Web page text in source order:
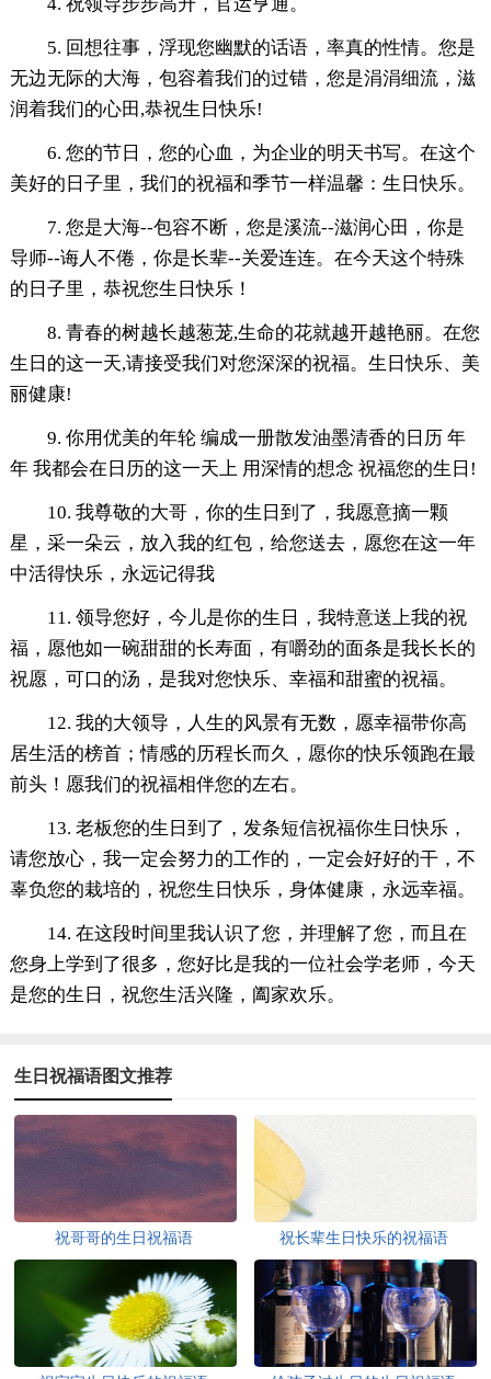
4. 祝领导步步高升，官运亨通。
5. 回想往事，浮现您幽默的话语，率真的性情。您是
无边无际的大海，包容着我们的过错，您是涓涓细流，滋
润着我们的心田,恭祝生日快乐!
6. 您的节日，您的心血，为企业的明天书写。在这个
美好的日子里，我们的祝福和季节一样温馨：生日快乐。
7. 您是大海--包容不断，您是溪流--滋润心田，你是
导师--诲人不倦，你是长辈--关爱连连。在今天这个特殊
的日子里，恭祝您生日快乐！
8. 青春的树越长越葱茏,生命的花就越开越艳丽。在您
生日的这一天,请接受我们对您深深的祝福。生日快乐、美
丽健康!
9. 你用优美的年轮 编成一册散发油墨清香的日历 年
年 我都会在日历的这一天上 用深情的想念 祝福您的生日!
10. 我尊敬的大哥，你的生日到了，我愿意摘一颗
星，采一朵云，放入我的红包，给您送去，愿您在这一年
中活得快乐，永远记得我
11. 领导您好，今儿是你的生日，我特意送上我的祝
福，愿他如一碗甜甜的长寿面，有嚼劲的面条是我长长的
祝愿，可口的汤，是我对您快乐、幸福和甜蜜的祝福。
12. 我的大领导，人生的风景有无数，愿幸福带你高
居生活的榜首；情感的历程长而久，愿你的快乐领跑在最
前头！愿我们的祝福相伴您的左右。
13. 老板您的生日到了，发条短信祝福你生日快乐，
请您放心，我一定会努力的工作的，一定会好好的干，不
辜负您的栽培的，祝您生日快乐，身体健康，永远幸福。
14. 在这段时间里我认识了您，并理解了您，而且在
您身上学到了很多，您好比是我的一位社会学老师，今天
是您的生日，祝您生活兴隆，阖家欢乐。
生日祝福语图文推荐
祝哥哥的生日祝福语 祝长辈生日快乐的祝福语